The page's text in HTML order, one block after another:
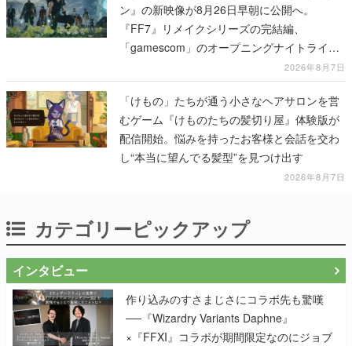
ン』の新映像が8月26日早朝に公開へ。
『FF7』リメイクシリーズの完結編、
「gamescom」のオープニングナイトライブ
にてディレクターの浜口直樹氏が登壇する予
定
2026年8月7日
「けもの」たちが通う小さなヘアサロンを営
むゲーム『けものたちの髪切り屋』体験版が
配信開始。悩みを持ったお客様と会話を交わ
し“本当に望んでる髪型”を見つけ出す
2026年8月7日
カテゴリーピックアップ
インタビュー
作り込みのすさまじさにコラボ先も驚嘆
──『Wizardry Variants Daphne』
×『FFXI』コラボが期間限定なのにジョブ